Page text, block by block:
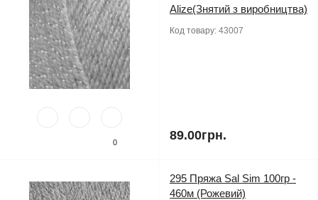
0
Alize(Знятий з виробництва)
Код товару: 43007
89.00грн.
295 Пряжа Sal Sim 100гр -
460м (Рожевий)